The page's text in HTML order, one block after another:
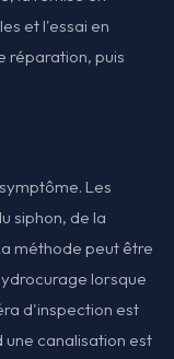
et l'essai en
réparation, puis
Les
siphon, de la
méthode peut être
lorsque
d'inspection est
une canalisation est